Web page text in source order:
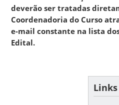
deverão ser tratadas
Coordenadoria do Curso
e-mail constante na lista
Edital.